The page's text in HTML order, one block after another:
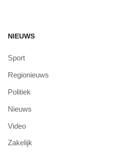
NIEUWS
Sport
Regionieuws
Politiek
Nieuws
Video
Zakelijk